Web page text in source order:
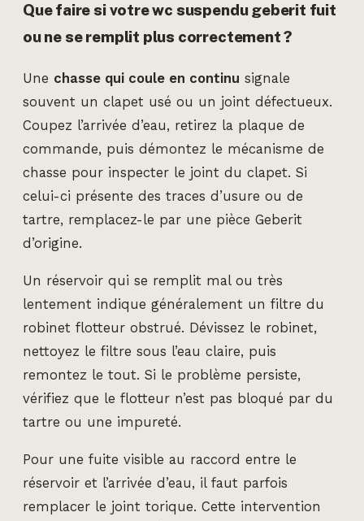
Que faire si votre wc suspendu geberit fuit
ou ne se remplit plus correctement ?
Une chasse qui coule en continu signale
souvent un clapet usé ou un joint défectueux.
Coupez l’arrivée d’eau, retirez la plaque de
commande, puis démontez le mécanisme de
chasse pour inspecter le joint du clapet. Si
celui-ci présente des traces d’usure ou de
tartre, remplacez-le par une pièce Geberit
d’origine.
Un réservoir qui se remplit mal ou très
lentement indique généralement un filtre du
robinet flotteur obstrué. Dévissez le robinet,
nettoyez le filtre sous l’eau claire, puis
remontez le tout. Si le problème persiste,
vérifiez que le flotteur n’est pas bloqué par du
tartre ou une impureté.
Pour une fuite visible au raccord entre le
réservoir et l’arrivée d’eau, il faut parfois
remplacer le joint torique. Cette intervention